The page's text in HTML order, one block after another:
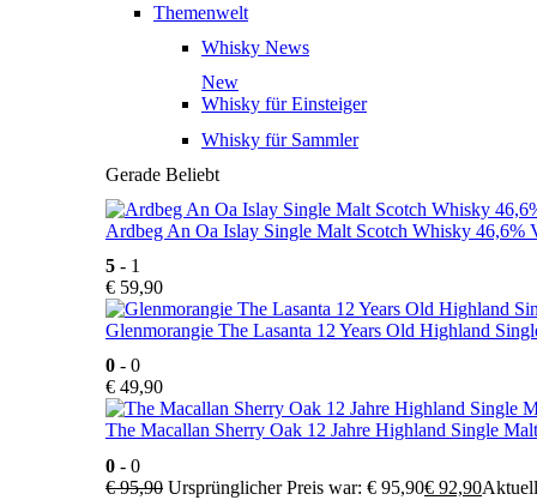
Themenwelt
Whisky News
New
Whisky für Einsteiger
Whisky für Sammler
Gerade Beliebt
Ardbeg An Oa Islay Single Malt Scotch Whisky 46,6%
5 - 1
€ 59,90
Glenmorangie The Lasanta 12 Years Old Highland
0 - 0
€ 49,90
The Macallan Sherry Oak 12 Jahre Highland Single
0 - 0
€95,90 Ursprünglicher Preis war: € 95,90€ 92,90